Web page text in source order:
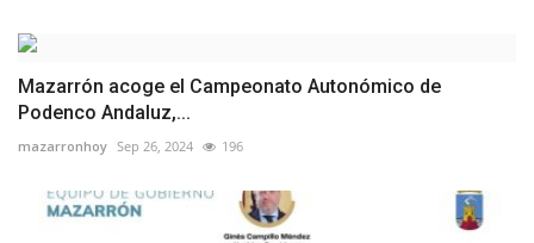
Mazarrón acoge el Campeonato Autonómico de
Podenco Andaluz,...
mazarronhoy Sep 26, 2024 196